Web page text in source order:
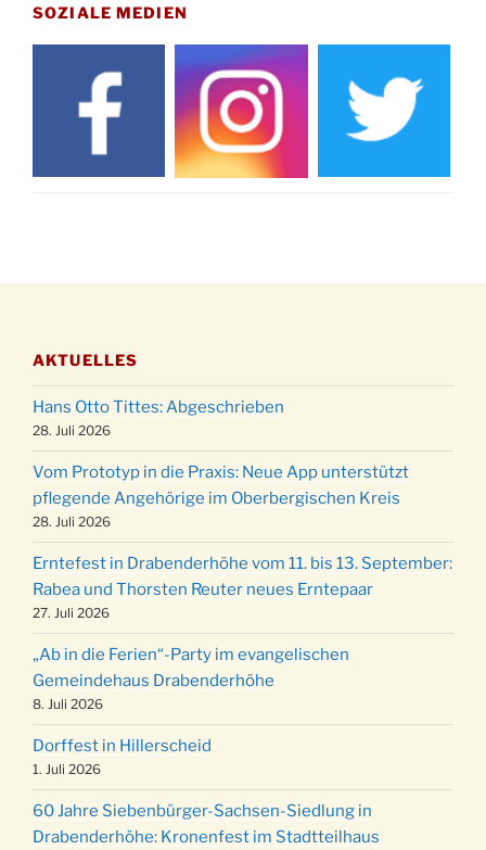
Drabenderhöhe um 11:15 Uhr
21.11.
Basar im Ev. Gemeindehaus von 14-16:30 Uhr
Katharinenball des Honterus Chors im
Stadtteilhaus um 19:00 Uhr
Kinderbibeltag im Ev. Gemeindehaus von 10-
12 Uhr
Stadtteilhaus um 19:00 Uhr
11.12.
Puer-Natus weihnachtliches Brauchtum am
Robert-Gassner-Hof um 17:00 Uhr
19.12.
Kinderbibeltag im Ev. Gemeindehaus von 10-
12 Uhr
20.12.
Weihnachts-Konzert des Honterus Chors in
der Kirche um 17:00 Uhr
24.12.
Familiengottesdienst mit Krippenspiel im Ev.
Gemeindehaus um 15:00 Uhr
24.12. Familiengottesdienst in der FeG um 16 Uhr
24.12.
Weihnachtsgottesdienst in der Kirche um
15:00 Uhr
24.12.
Weihnachtsgottesdienst in der Kirche um
18:00 Uhr
24.12.
Christmette mit der ev. Jugend in der Kirche
um 23:00 Uhr
31.12.
Gottesdienst zu Silvester in der Kirche um
18:00 Uhr
SOZIALE MEDIEN
AKTUELLES
Hans Otto Tittes: Abgeschrieben
28. Juli 2026
Vom Prototyp in die Praxis: Neue App unterstützt
pflegende Angehörige im Oberbergischen Kreis
28. Juli 2026
Erntefest in Drabenderhöhe vom 11. bis 13. September:
Rabea und Thorsten Reuter neues Erntepaar
27. Juli 2026
„Ab in die Ferien“-Party im evangelischen
Gemeindehaus Drabenderhöhe
8. Juli 2026
Dorffest in Hillerscheid
1. Juli 2026
60 Jahre Siebenbürger-Sachsen-Siedlung in
Drabenderhöhe: Kronenfest im Stadtteilhaus